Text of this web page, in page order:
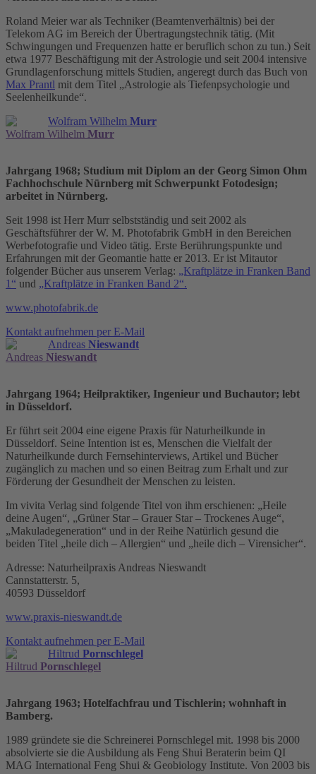
Roland Meier war als Techniker (Beamtenverhältnis) bei der
Telekom AG im Bereich der Übertragungstechnik tätig. (Mit
Schwingungen und Frequenzen hatte er beruflich schon zu tun.) Seit
etwa 1977 Beschäftigung mit der Astrologie und seit 2004 intensive
Grundlagenforschung mittels Studien, angeregt durch das Buch von
Max Prantl mit dem Titel „Astrologie als Tiefenpsychologie und
Seelenheilkunde“.
Wolfram Wilhelm Murr
Wolfram Wilhelm Murr
Jahrgang 1968; Studium mit Diplom an der Georg Simon Ohm
Fachhochschule Nürnberg mit Schwerpunkt Fotodesign;
arbeitet in Nürnberg.
Seit 1998 ist Herr Murr selbstständig und seit 2002 als
Geschäftsführer der W. M. Photofabrik GmbH in den Bereichen
Werbefotografie und Video tätig. Erste Berührungspunkte und
Erfahrungen mit der Geomantie hatte er 2013. Er ist Mitautor
folgender Bücher aus unserem Verlag: „Kraftplätze in Franken Band
1“ und „Kraftplätze in Franken Band 2“.
www.photofabrik.de
Kontakt aufnehmen per E-Mail
Andreas Nieswandt
Andreas Nieswandt
Jahrgang 1964; Heilpraktiker, Ingenieur und Buchautor; lebt
in Düsseldorf.
Er führt seit 2004 eine eigene Praxis für Naturheilkunde in
Düsseldorf. Seine Intention ist es, Menschen die Vielfalt der
Naturheilkunde durch Fernsehinterviews, Artikel und Bücher
zugänglich zu machen und so einen Beitrag zum Erhalt und zur
Förderung der Gesundheit der Menschen zu leisten.
Im vivita Verlag sind folgende Titel von ihm erschienen: „Heile
deine Augen“, „Grüner Star – Grauer Star – Trockenes Auge“,
„Makuladegeneration“ und in der Reihe Natürlich gesund die
beiden Titel „heile dich – Allergien“ und „heile dich – Virensicher“.
Adresse: Naturheilpraxis Andreas Nieswandt
Cannstatterstr. 5,
40593 Düsseldorf
www.praxis-nieswandt.de
Kontakt aufnehmen per E-Mail
Hiltrud Pornschlegel
Hiltrud Pornschlegel
Jahrgang 1963; Hotelfachfrau und Tischlerin; wohnhaft in
Bamberg.
1989 gründete sie die Schreinerei Pornschlegel mit. 1998 bis 2000
absolvierte sie die Ausbildung als Feng Shui Beraterin beim QI
MAG International Feng Shui & Geobiology Institute. Von 2003 bis